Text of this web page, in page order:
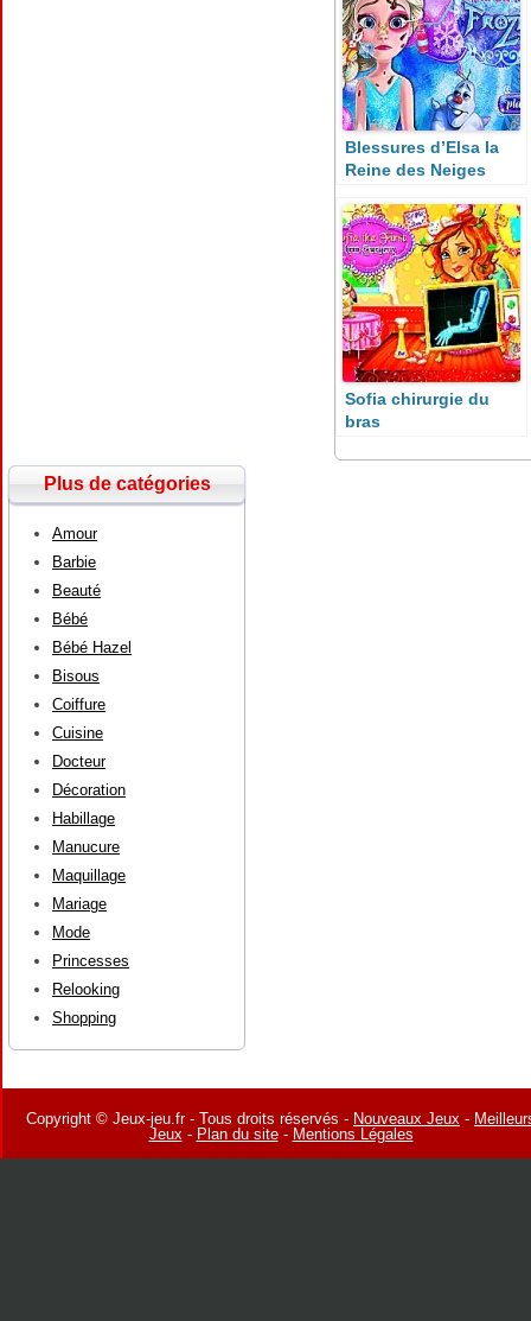
Blessures d’Elsa la
Reine des Neiges
Sofia chirurgie du
bras
Plus de catégories
Amour
Barbie
Beauté
Bébé
Bébé Hazel
Bisous
Coiffure
Cuisine
Docteur
Décoration
Habillage
Manucure
Maquillage
Mariage
Mode
Princesses
Relooking
Shopping
Copyright © Jeux-jeu.fr - Tous droits réservés - Nouveaux Jeux -
Jeux- Plan du site- Mentions Légales